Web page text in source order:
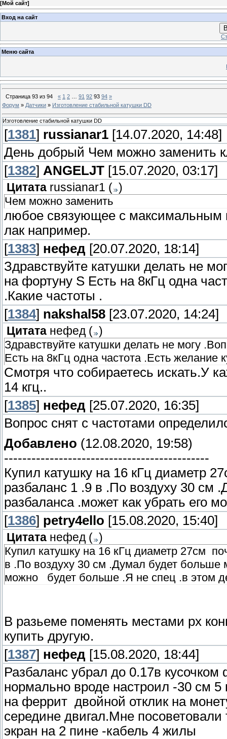
[Мой сайт]
Вход на сайт
Меню сайта
Страница 93 из 94 « 1 2 91 92 93 94 »
Форум » Датчики » Изготовление стабильной катушки DD
Изготовление стабильной катушки DD
[1381] russianar1 [14.07.2020, 14:48]
День добрый Чем можно заменить
[1382] ANGELJT [15.07.2020, 03:17]
Цитата russianar1 ( )
Чем можно заменить
любое связующее с максимальным
лак например.
[1383] нефед [20.07.2020, 18:14]
Здравствуйте катушки делать не
на фортуну S Есть на 8кГц одна
.Какие частоты .
[1384] nakshal58 [23.07.2020, 14:24]
Цитата нефед ( )
Здравствуйте катушки делать не могу
Есть на 8кГц одна частота .Есть желание
Смотря что собираетесь искать.У
14 кгц..
[1385] нефед [25.07.2020, 16:35]
Вопрос снят с частотами
Добавлено (12.08.2020, 19:58)
---------------------------------------------
Купил катушку на 16 кГц диаметр
разбаланс 1 .9 в .По воздуху 30 см
разбаланса .может как убрать его
[1386] petry4ello [15.08.2020, 15:40]
Цитата нефед ( )
Купил катушку на 16 кГц диаметр 27см
в .По воздуху 30 см .Думал будет больше
можно будет больше .Я не спец .в этом
В разьеме поменять местами рх
купить другую.
[1387] нефед [15.08.2020, 18:44]
Разбаланс убрал до 0.17в
нормально вроде настроил -30 см
на феррит двойной отклик на
середине двигал.Мне
экран на 2 пине -кабель 4 жилы